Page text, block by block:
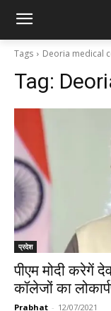
Tags Deoria medical
Tag:
प्रदेश
पीएम मोदी करेगें
कॉलेजों का
Prabhat - 12/07/2021